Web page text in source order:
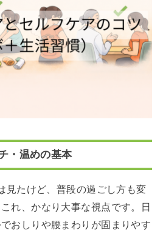
・温めの基本
見たけど、普段の過ごし方も変
れ、かなり大事な視点です。日
おしりや腰まわりが固まりやす